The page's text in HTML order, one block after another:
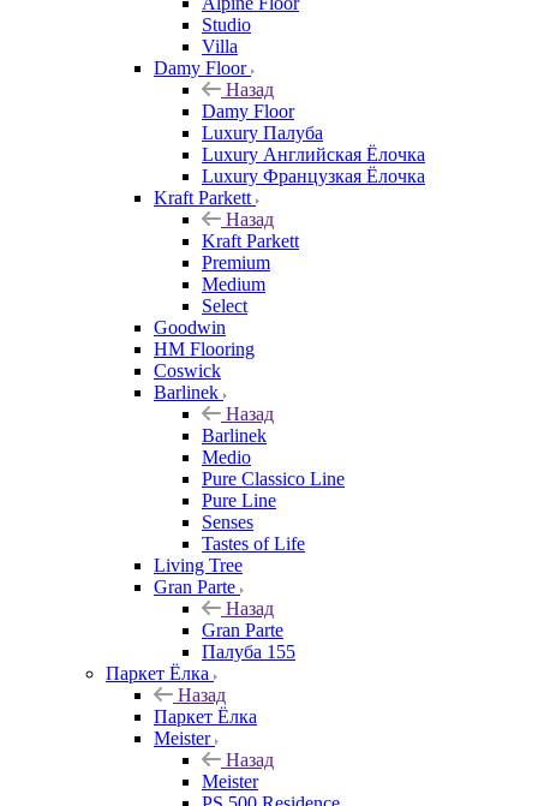
Studio
Villa
Damy Floor
Назад
Damy Floor
Luxury Палуба
Luxury Английская Ёлочка
Luxury Французкая Ёлочка
Kraft Parkett
Назад
Kraft Parkett
Premium
Medium
Select
Goodwin
HM Flooring
Coswick
Barlinek
Назад
Barlinek
Medio
Pure Classico Line
Pure Line
Senses
Tastes of Life
Living Tree
Gran Parte
Назад
Gran Parte
Палуба 155
Паркет Ёлка
Назад
Паркет Ёлка
Meister
Назад
Meister